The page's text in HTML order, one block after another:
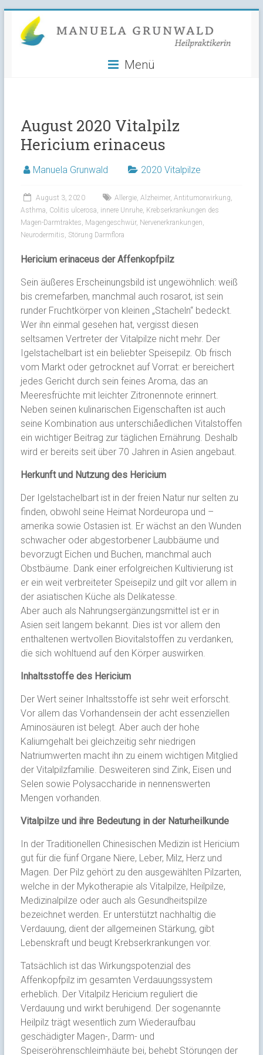
content
Manuela
Grunwald
Menü
August 2020 Vitalpilz
Hericium erinaceus
Manuela Grunwald 2020 Vitalpilze
August 3, 2020 Allergie, Alzheimer, Antitumorwirkung
Asthma Colitis ulcerosa innere Unruhe, Krebserkrankungen des
Magen-Darmtraktes Magengeschwür, Nervenerkrankungen
Neurodermitis Störung Darmflora
Hericium erinaceus der Affenkopfpilz
Sein äußeres Erscheinungsbild ist ungewöhnlich: weiß
bis cremefarben, manchmal auch rosarot, ist sein
runder Fruchtkörper von kleinen „Stacheln“ bedeckt.
Wer ihn einmal gesehen hat, vergisst diesen
seltsamen Vertreter der Vitalpilze nicht mehr. Der
Igelstachelbart ist ein beliebter Speisepilz. Ob frisch
vom Markt oder getrocknet auf Vorrat: er bereichert
jedes Gericht durch sein feines Aroma, das an
Meeresfrüchte mit leichter Zitronennote erinnert.
Neben seinen kulinarischen Eigenschaften ist auch
seine Kombination aus unterschiåedlichen Vitalstoffen
ein wichtiger Beitrag zur täglichen Ernährung. Deshalb
wird er bereits seit über 70 Jahren in Asien angebaut.
Herkunft und Nutzung des Hericium
Der Igelstachelbart ist in der freien Natur nur selten zu
finden, obwohl seine Heimat Nordeuropa und –
amerika sowie Ostasien ist. Er wächst an den Wunden
schwacher oder abgestorbener Laubbäume und
bevorzugt Eichen und Buchen, manchmal auch
Obstbäume. Dank einer erfolgreichen Kultivierung ist
er ein weit verbreiteter Speisepilz und gilt vor allem in
der asiatischen Küche als Delikatesse.
Aber auch als Nahrungsergänzungsmittel ist er in
Asien seit langem bekannt. Dies ist vor allem den
enthaltenen wertvollen Biovitalstoffen zu verdanken,
die sich wohltuend auf den Körper auswirken.
Inhaltsstoffe des Hericium
Der Wert seiner Inhaltsstoffe ist sehr weit erforscht.
Vor allem das Vorhandensein der acht essenziellen
Aminosäuren ist belegt. Aber auch der hohe
Kaliumgehalt bei gleichzeitig sehr niedrigen
Natriumwerten macht ihn zu einem wichtigen Mitglied
der Vitalpilzfamilie. Desweiteren sind Zink, Eisen und
Selen sowie Polysaccharide in nennenswerten
Mengen vorhanden.
Vitalpilze und ihre Bedeutung in der Naturheilkunde
In der Traditionellen Chinesischen Medizin ist Hericium
gut für die fünf Organe Niere, Leber, Milz, Herz und
Magen. Der Pilz gehört zu den ausgewählten Pilzarten,
welche in der Mykotherapie als Vitalpilze, Heilpilze,
Medizinalpilze oder auch als Gesundheitspilze
bezeichnet werden. Er unterstützt nachhaltig die
Verdauung, dient der allgemeinen Stärkung, gibt
Lebenskraft und beugt Krebserkrankungen vor.
Tatsächlich ist das Wirkungspotenzial des
Affenkopfpilz im gesamten Verdauungssystem
erheblich. Der Vitalpilz Hericium reguliert die
Verdauung und wirkt beruhigend. Der sogenannte
Heilpilz trägt wesentlich zum Wiederaufbau
geschädigter Magen-, Darm- und
Speiseröhrenschleimhäute bei, behebt Störungen der